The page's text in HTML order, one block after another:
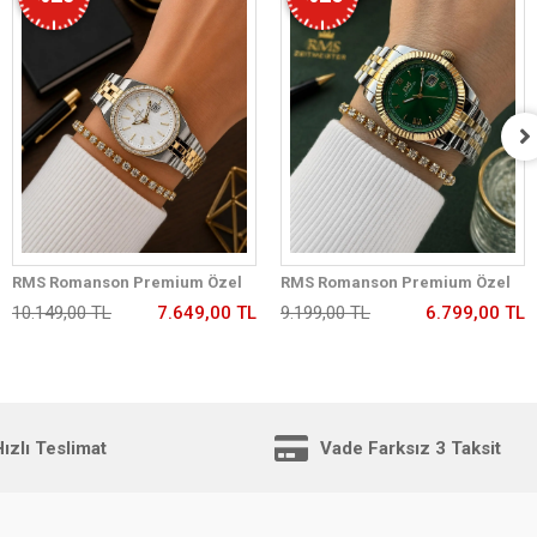
RMS Romanson Premium Özel
Tasarım Kordon 2 Yıl Garantili 5
Atm Kadın Kol Saati+Bileklik
10.149,00 TL 7.649,00 TL
RMS Romanson Premium Özel
Tasarım Kordon 2 Yıl Garantili 5
Atm Kadın Kol Saati+Bileklik
9.199,00 TL 6.799,00 TL
Teslimat Vade Farksız 3 Taksit